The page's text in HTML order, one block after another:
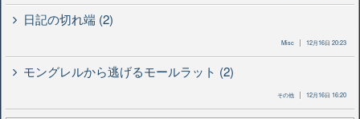
日記の切れ端 (2)
Misc 12月16日 20:23
モングレルから逃げるモールラット (2)
その他 12月16日 16:20